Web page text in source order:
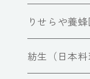
りせらや養
紡生（日本料